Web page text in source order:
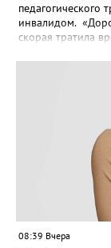
педагогического
инвалидом.
скорая тратила
однажды
Жители писали в
пытались
– рассказали в
они добились,
этого
08:39 Вчера